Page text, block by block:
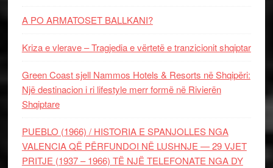
A PO ARMATOSET BALLKANI?
Kriza e vlerave – Tragjedia e vërtetë e tranzicionit shqiptar
Green Coast sjell Nammos Hotels & Resorts në Shqipëri:
Një destinacion i ri lifestyle merr formë në Rivierën
Shqiptare
PUEBLO (1966) / HISTORIA E SPANJOLLES NGA
VALENCIA QË PËRFUNDOI NË LUSHNJE — 29 VJET
PRITJE (1937 – 1966) TË NJË TELEFONATE NGA DY